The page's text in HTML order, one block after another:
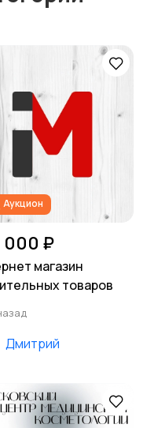
Аукцион
000 ₽
магазин
товаров
Дмитрий